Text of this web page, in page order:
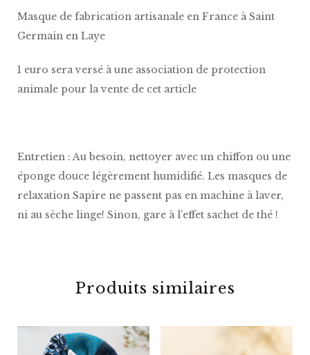
Masque de fabrication artisanale en France à Saint
Germain en Laye
1 euro sera versé à une association de protection
animale pour la vente de cet article
Entretien : Au besoin, nettoyer avec un chiffon ou une
éponge douce légèrement humidifié. Les masques de
relaxation Sapire ne passent pas en machine à laver,
ni au sèche linge! Sinon, gare à l’effet sachet de thé !
Produits similaires